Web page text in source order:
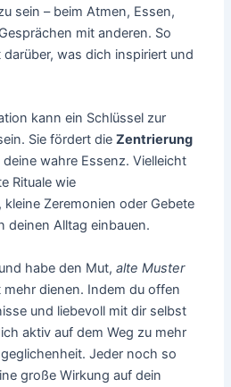
sein – beim Atmen, Essen,
mit anderen. So
was dich inspiriert und
kann ein Schlüssel zur
Sie fördert dieZentrierung
wahre Essenz. Vielleicht
Rituale wie
Zeremonien oder Gebete
deinen Alltag einbauen.
habe den Mut,alte Muster
mehr dienen. Indem du offen
und liebevoll mit dir selbst
aktiv auf dem Weg zu mehr
Jeder noch so
große Wirkung auf dein